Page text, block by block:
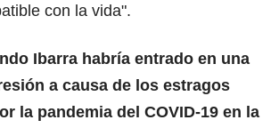
con la vida".
Ibarra habría entrado en una
a causa de los estragos
la pandemia del COVID-19 en la